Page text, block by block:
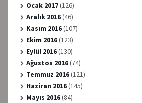
Ocak 2017(126)
Aralık 2016(46)
Kasım 2016(107)
Ekim 2016(123)
Eylül 2016(130)
Ağustos 2016(74)
Temmuz 2016(121)
Haziran 2016(145)
Mayıs 2016(84)